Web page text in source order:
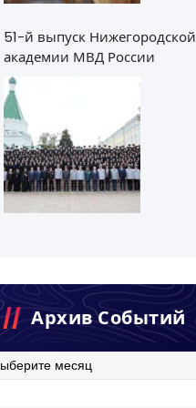
51-й выпуск Нижегородской
академии МВД России
Архив Событий